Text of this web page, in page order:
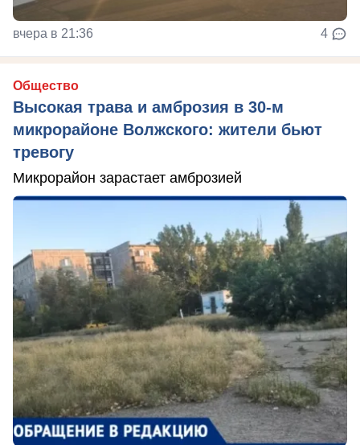
вчера в 21:36 4
Общество
Высокая трава и амброзия в 30‑м
микрорайоне Волжского: жители бьют
тревогу
Микрорайон зарастает амброзией